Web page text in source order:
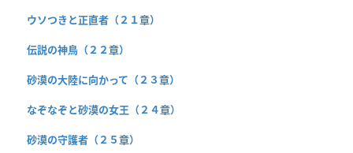
ウソつきと正直者（２１章）
伝説の神鳥（２２章）
砂漠の大陸に向かって（２３章）
なぞなぞと砂漠の女王（２４章）
砂漠の守護者（２５章）